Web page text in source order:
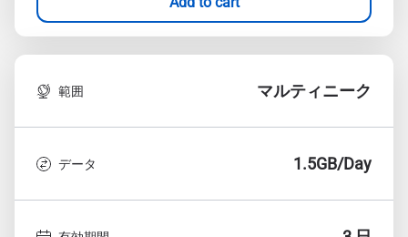
範囲 マルティニーク
データ 1.5GB/Day